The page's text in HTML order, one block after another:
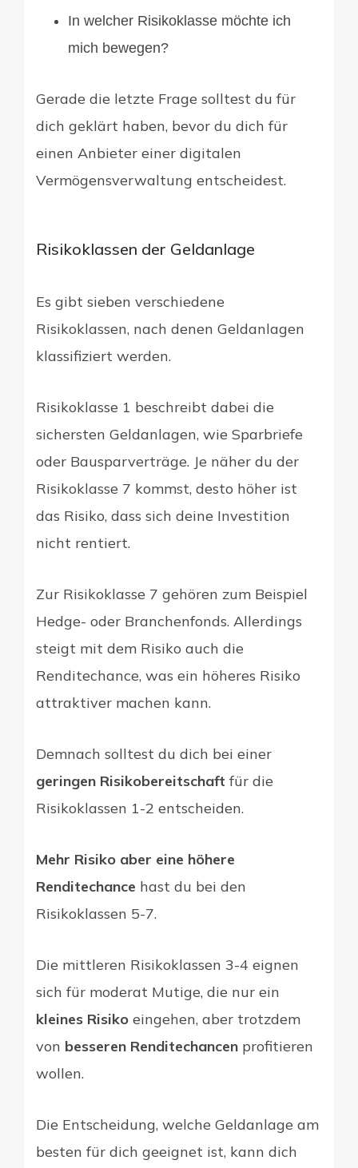
In welcher Risikoklasse möchte ich
mich bewegen?
Gerade die letzte Frage solltest du für
dich geklärt haben, bevor du dich für
einen Anbieter einer digitalen
Vermögensverwaltung entscheidest.
Risikoklassen der Geldanlage
Es gibt sieben verschiedene
Risikoklassen, nach denen Geldanlagen
klassifiziert werden.
Risikoklasse 1 beschreibt dabei die
sichersten Geldanlagen, wie Sparbriefe
oder Bausparverträge. Je näher du der
Risikoklasse 7 kommst, desto höher ist
das Risiko, dass sich deine Investition
nicht rentiert.
Zur Risikoklasse 7 gehören zum Beispiel
Hedge- oder Branchenfonds. Allerdings
steigt mit dem Risiko auch die
Renditechance, was ein höheres Risiko
attraktiver machen kann.
Demnach solltest du dich bei einer
geringen Risikobereitschaft für die
Risikoklassen 1-2 entscheiden.
Mehr Risiko aber eine höhere
Renditechance hast du bei den
Risikoklassen 5-7.
Die mittleren Risikoklassen 3-4 eignen
sich für moderat Mutige, die nur ein
kleines Risiko eingehen, aber trotzdem
von besseren Renditechancen profitieren
wollen.
Die Entscheidung, welche Geldanlage am
besten für dich geeignet ist, kann dich